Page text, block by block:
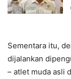
Sementara itu,
dijalankan
– atlet muda asli